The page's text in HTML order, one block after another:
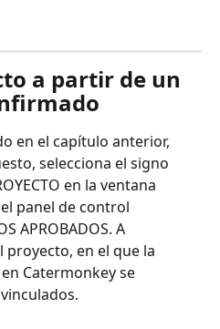
a partir de un
en el capítulo anterior,
selecciona el signo
en la ventana
panel de control
APROBADOS. A
en el que la
Catermonkey se